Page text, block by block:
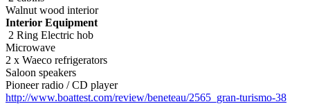
Walnut wood interior
Interior Equipment
2 Ring Electric hob
Microwave
2 x Waeco refrigerators
Saloon speakers
Pioneer radio / CD player
http://www.boattest.com/review/beneteau/2565_gran-turismo-38